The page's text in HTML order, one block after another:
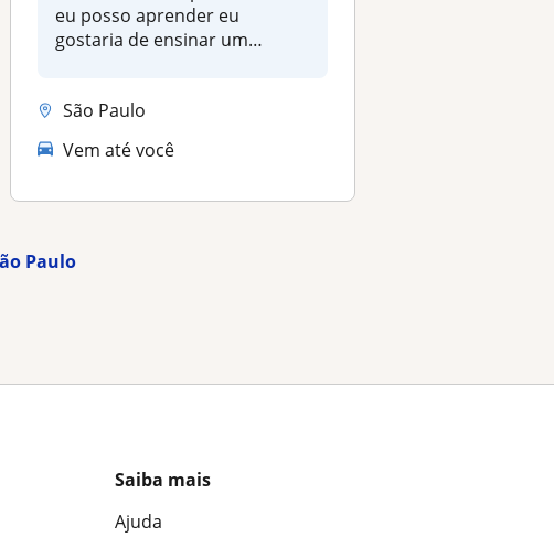
eu posso aprender eu
gostaria de ensinar um
São Paulo
Vem até você
Paulo
Saiba mais
Ajuda